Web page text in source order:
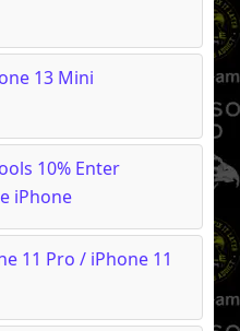
13 Mini
10% Enter
iPhone
11 Pro / iPhone 11